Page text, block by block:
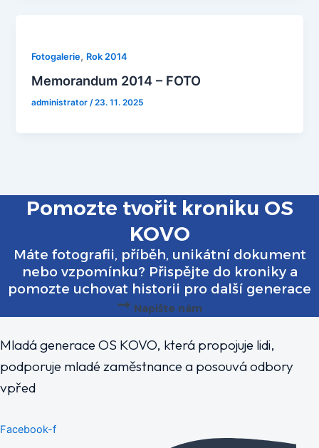
Fotogalerie, Rok 2014
Memorandum 2014 – FOTO
administrator/23. 11. 2025
Pomozte tvořit kroniku OS
KOVO
Máte fotografii, příběh, unikátní dokument
nebo vzpomínku? Přispějte do kroniky a
pomozte uchovat historii pro další generace
Napište nám
Mladá generace OS KOVO, která propojuje lidi,
podporuje mladé zaměstnance a posouvá odbory
vpřed
Facebook-f